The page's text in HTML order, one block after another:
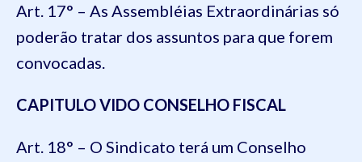
Art. 17° – As Assembléias Extraordinárias só
poderão tratar dos assuntos para que forem
convocadas.
CAPITULO VIDO CONSELHO FISCAL
Art. 18° – O Sindicato terá um Conselho